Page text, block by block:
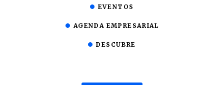
EVENTOS
AGENDA EMPRESARIAL
DESCUBRE